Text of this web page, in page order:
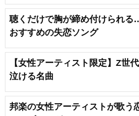
聴くだけで胸が締め付けられ
おすすめの失恋ソング
【女性アーティスト限定】Z世
泣ける名曲
邦楽の女性アーティストが歌う